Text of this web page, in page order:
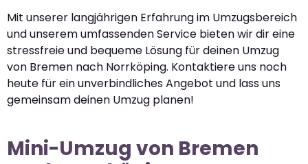
Mit unserer langjährigen Erfahrung im Umzugsbereich
und unserem umfassenden Service bieten wir dir eine
stressfreie und bequeme Lösung für deinen Umzug
von Bremen nach Norrköping. Kontaktiere uns noch
heute für ein unverbindliches Angebot und lass uns
gemeinsam deinen Umzug planen!
Mini-Umzug von Bremen